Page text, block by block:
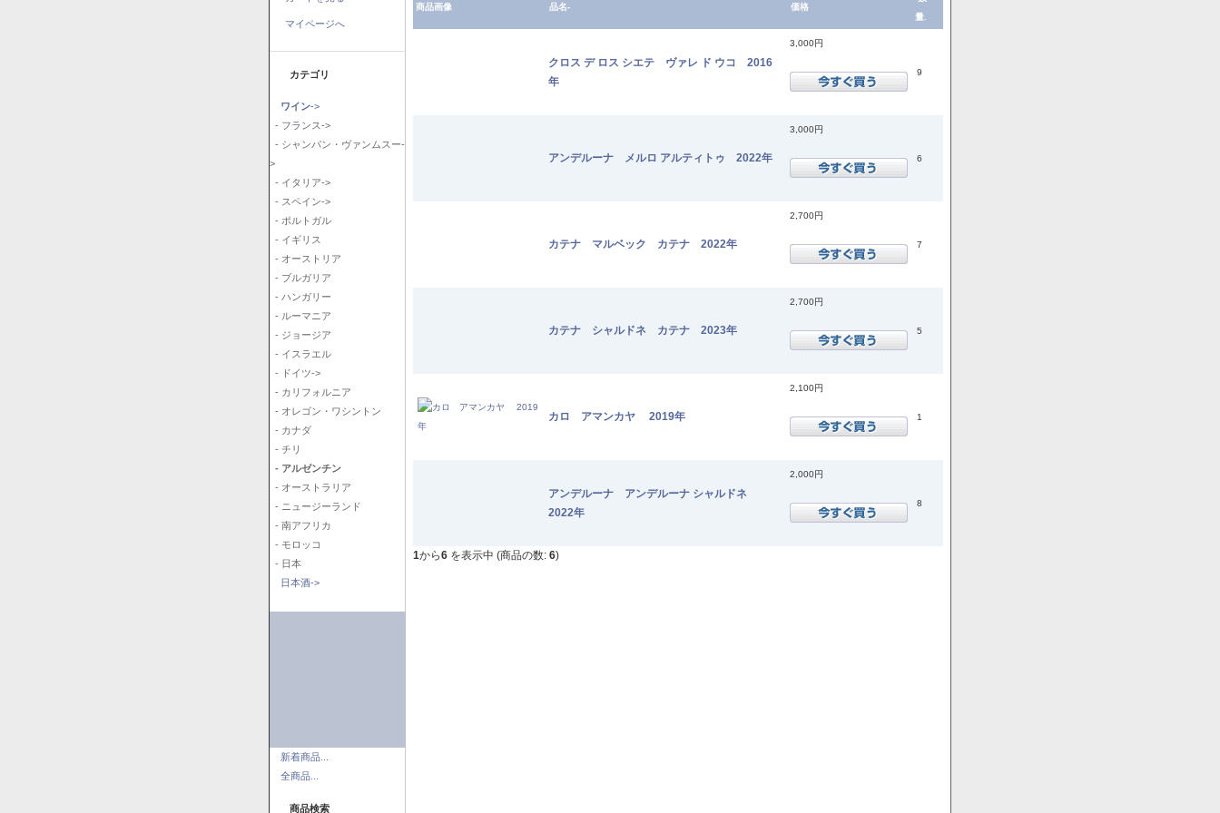
マイページへ
カテゴリ
ワイン->
- フランス->
- シャンパン・ヴァンムスー-
>
- イタリア->
- スペイン->
- ポルトガル
- イギリス
- オーストリア
- ブルガリア
- ハンガリー
- ルーマニア
- ジョージア
- イスラエル
- ドイツ->
- カリフォルニア
- オレゴン・ワシントン
- カナダ
- チリ
- アルゼンチン
- オーストラリア
- ニュージーランド
- 南アフリカ
- モロッコ
- 日本
日本酒->
新着商品...
全商品...
商品検索
商品画像 品名- 価格
量.
クロス デ ロス シエテ ヴァレ ド ウコ 2016
年
3,000円
9
アンデルーナ メルロ アルティトゥ 2022年
3,000円
6
カテナ マルベック カテナ 2022年
2,700円
7
カテナ シャルドネ カテナ 2023年
2,700円
5
カロ アマンカヤ 2019年
2,100円
1
アンデルーナ アンデルーナ シャルドネ
2022年
2,000円
8
1から6 を表示中 (商品の数: 6)